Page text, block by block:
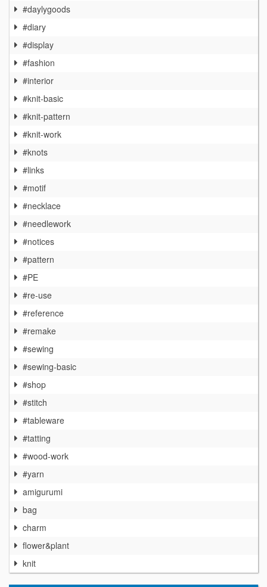
#daylygoods
#diary
#display
#fashion
#interior
#knit-basic
#knit-pattern
#knit-work
#knots
#links
#motif
#necklace
#needlework
#notices
#pattern
#PE
#re-use
#reference
#remake
#sewing
#sewing-basic
#shop
#stitch
#tableware
#tatting
#wood-work
#yarn
amigurumi
bag
charm
flower&plant
knit